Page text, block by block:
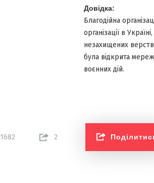
Довідка:
Благодійна
організації в
незахищених
була відкрита
воєнних дій.
1682 2